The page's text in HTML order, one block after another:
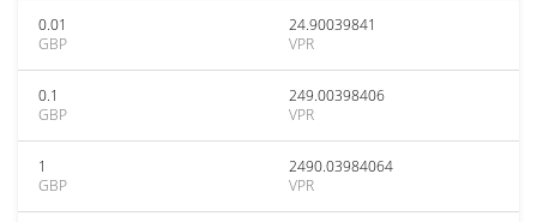
0.01
GBP
24.90039841
VPR
0.1
GBP
249.00398406
VPR
1
GBP
2490.03984064
VPR